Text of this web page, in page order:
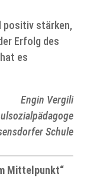
positiv stärken,
Erfolg des
es
Engin Vergili
Schule
Mittelpunkt“